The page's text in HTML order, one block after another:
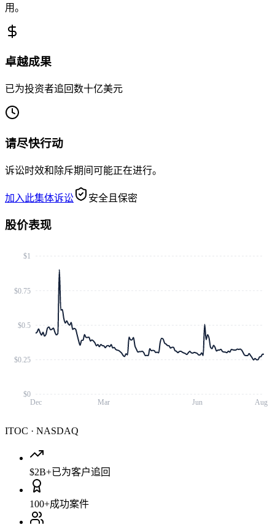
用。
卓越成果
已为投资者追回数十亿美元
请尽快行动
诉讼时效和除斥期间可能正在进行。
加入此集体诉讼 安全且保密
股价表现
Dec Mar Jun Aug
$0
$0.25
$0.5
$0.75
$1
ITOC · NASDAQ
$2B+已为客户追回
100+成功案件